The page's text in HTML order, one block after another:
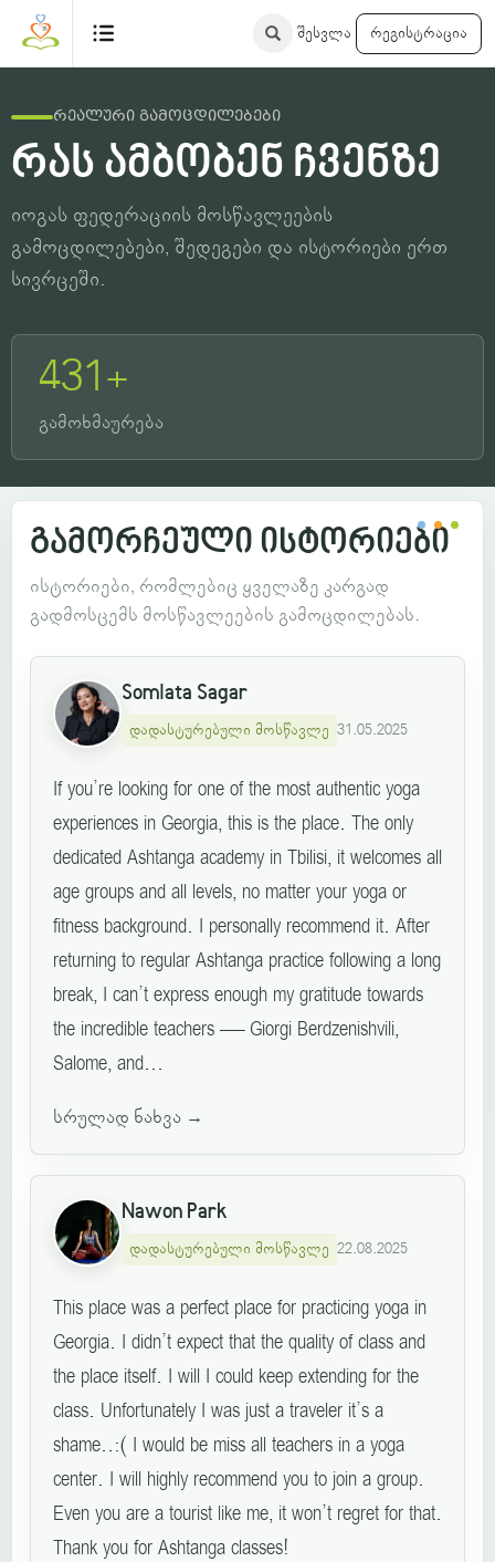
შესვლა რეგისტრაცია
რეალური გამოცდილებები
რას ამბობენ ჩვენზე
იოგას ფედერაციის მოსწავლეების
გამოცდილებები, შედეგები და ისტორიები ერთ
სივრცეში.
431+
გამოხმაურება
გამორჩეული ისტორიები
ისტორიები, რომლებიც ყველაზე კარგად
გადმოსცემს მოსწავლეების გამოცდილებას.
Somlata Sagar
დადასტურებული მოსწავლე 31.05.2025
If you’re looking for one of the most authentic yoga
experiences in Georgia, this is the place. The only
dedicated Ashtanga academy in Tbilisi, it welcomes all
age groups and all levels, no matter your yoga or
fitness background. I personally recommend it. After
returning to regular Ashtanga practice following a long
break, I can’t express enough my gratitude towards
the incredible teachers — Giorgi Berdzenishvili,
Salome, and...
სრულად ნახვა →
Nawon Park
დადასტურებული მოსწავლე 22.08.2025
This place was a perfect place for practicing yoga in
Georgia. I didn’t expect that the quality of class and
the place itself. I will I could keep extending for the
class. Unfortunately I was just a traveler it’s a
shame..:( I would be miss all teachers in a yoga
center. I will highly recommend you to join a group.
Even you are a tourist like me, it won’t regret for that.
Thank you for Ashtanga classes!